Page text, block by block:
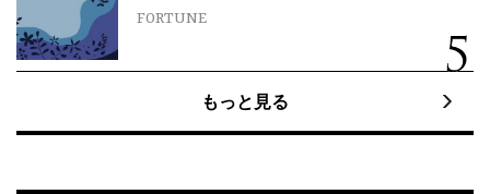
FORTUNE
もっと見る